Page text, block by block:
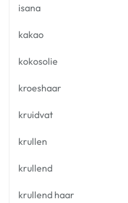
isana
kakao
kokosolie
kroeshaar
kruidvat
krullen
krullend
krullend haar